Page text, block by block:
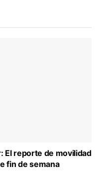
El reporte de movilidad
fin de semana